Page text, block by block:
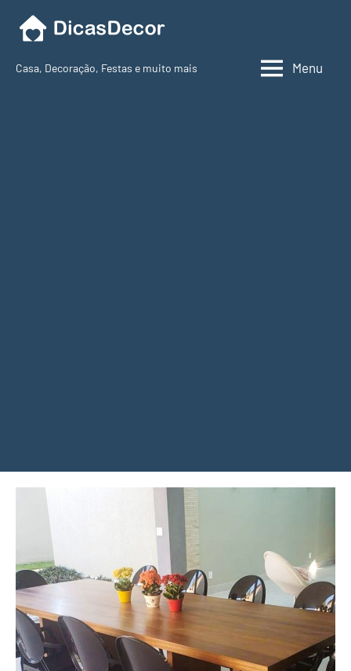
para
conteúdo
Dicas
Casa, Decoração, Festas e muito mais Menu